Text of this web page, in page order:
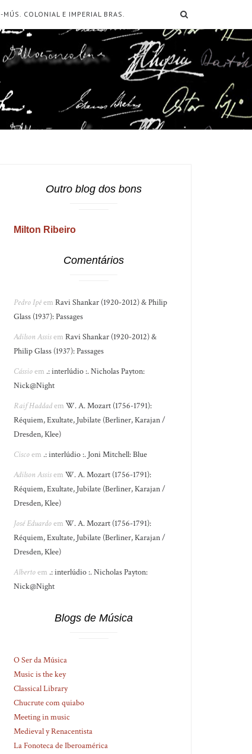
-MÚS. COLONIAL E IMPERIAL BRAS.
Outro blog dos bons
Milton Ribeiro
Comentários
Pedro IpêemRavi Shankar (1920-2012) & Philip
Glass (1937): Passages
Adilson AssisemRavi Shankar (1920-2012) &
Philip Glass (1937): Passages
Cássioem .: interlúdio :. Nicholas Payton:
Nick@Night
Raif HaddademW. A. Mozart (1756-1791):
Réquiem, Exultate, Jubilate (Berliner, Karajan /
Dresden, Klee)
Ciscoem .: interlúdio :. Joni Mitchell: Blue
Adilson AssisemW. A. Mozart (1756-1791):
Réquiem, Exultate, Jubilate (Berliner, Karajan /
Dresden, Klee)
José EduardoemW. A. Mozart (1756-1791):
Réquiem, Exultate, Jubilate (Berliner, Karajan /
Dresden, Klee)
Albertoem .: interlúdio :. Nicholas Payton:
Nick@Night
Blogs de Música
O Ser da Música
Music is the key
Classical Library
Chucrute com quiabo
Meeting in music
Medieval y Renacentista
La Fonoteca de Iberoamérica